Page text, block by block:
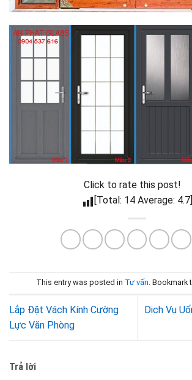
Click to rate this post!
[Total: 14 Average: 4.7]
This entry was posted in Tư vấn. Bookmark
Lắp Đặt Vách Kính Cường
Lực Văn Phòng
Dịch Vụ
Trả lời